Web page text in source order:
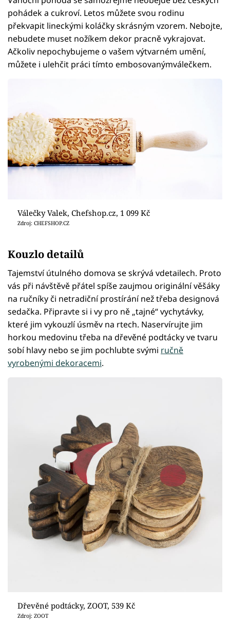
pohádek a cukroví. Letos můžete svou rodinu
překvapit lineckými koláčky skrásným vzorem. Nebojte,
nebudete muset nožíkem dekor pracně vykrajovat.
Ačkoliv nepochybujeme o vašem výtvarném umění,
můžete i ulehčit práci tímto embosovanýmválečkem.
Válečky Valek, Chefshop.cz, 1 099 Kč
Zdroj: CHEFSHOP.CZ
Kouzlo detailů
Tajemství útulného domova se skrývá vdetailech. Proto
vás při návštěvě přátel spíše zaujmou originální věšáky
na ručníky či netradiční prostírání než třeba designová
sedačka. Připravte si i vy pro ně „tajné“ vychytávky,
které jim vykouzlí úsměv na rtech. Naservírujte jim
horkou medovinu třeba na dřevěné podtácky ve tvaru
sobí hlavy nebo se jim pochlubte svými ručně
vyrobenými dekoracemi.
Dřevěné podtácky, ZOOT, 539 Kč
Zdroj: ZOOT